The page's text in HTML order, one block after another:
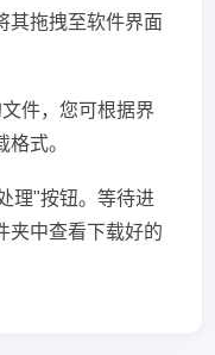
其拖拽至软件界面
件，您可根据界
式。
理"按钮。等待进
夹中查看下载好的